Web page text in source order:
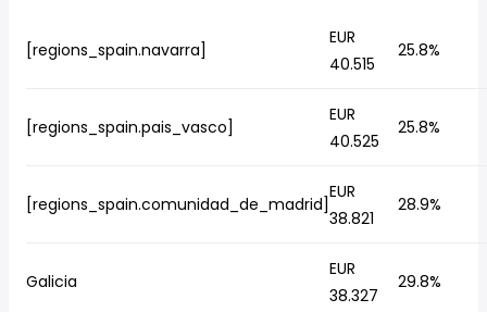
[regions_spain.navarra]
EUR
40.515
25.8%
[regions_spain.pais_vasco]
EUR
40.525
25.8%
[regions_spain.comunidad_de_madrid]
EUR
38.821
28.9%
Galicia
EUR
38.327
29.8%